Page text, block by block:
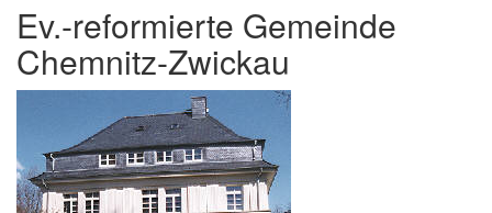
Ev.-reformierte Gemeinde
Chemnitz-Zwickau